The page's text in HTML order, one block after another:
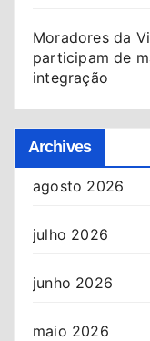
Moradores da
participam de
integração
Archives
agosto 2026
julho 2026
junho 2026
maio 2026